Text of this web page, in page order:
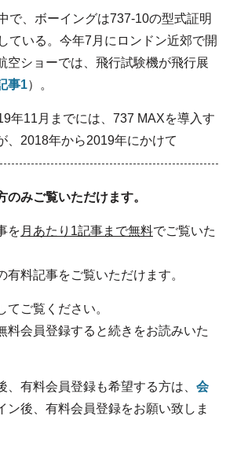
で、ボーイングは737-10の型式証明
ている。今年7月にロンドン近郊で開
空ショーでは、飛行試験機が飛行展
事1）。
年11月までには、737 MAXを導入す
、2018年から2019年にかけて
のみご覧いただけます。
を 月あたり1記事まで無料でご覧いた
有料記事をご覧いただけます。
ご覧ください。
料会員登録すると続きをお読みいた
、有料会員登録も希望する方は、 会
ン後、有料会員登録をお願い致しま